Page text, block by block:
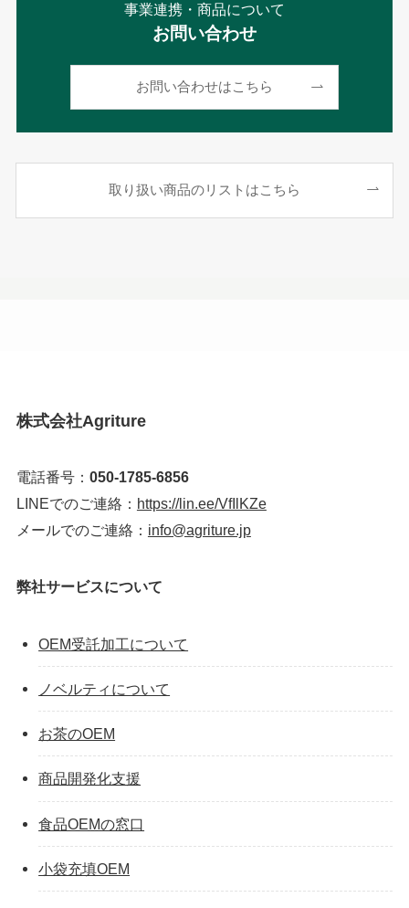
事業連携・商品について
お問い合わせ
お問い合わせはこちら
取り扱い商品のリストはこちら
株式会社Agriture
電話番号： 050-1785-6856
LINEでのご連絡： https://lin.ee/VfIlKZe
メールでのご連絡： info@agriture.jp
弊社サービスについて
OEM受託加工について
ノベルティについて
お茶のOEM
商品開発化支援
食品OEMの窓口
小袋充填OEM